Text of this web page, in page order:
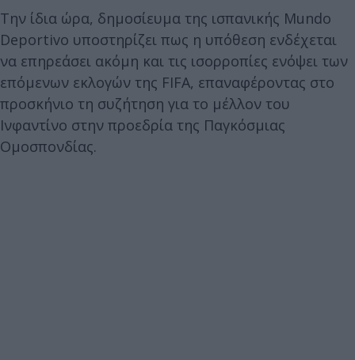
Την ίδια ώρα, δημοσίευμα της ισπανικής Mundo
Deportivo υποστηρίζει πως η υπόθεση ενδέχεται
να επηρεάσει ακόμη και τις ισορροπίες ενόψει των
επόμενων εκλογών της FIFA, επαναφέροντας στο
προσκήνιο τη συζήτηση για το μέλλον του
Ινφαντίνο στην προεδρία της Παγκόσμιας
Ομοσπονδίας.